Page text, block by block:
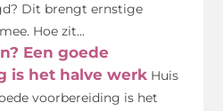
Dit brengt ernstige
Hoe zit...
Een goede
is het halve werk Huis
voorbereiding is het